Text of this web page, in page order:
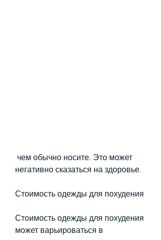
негативно сказаться на здоровье.
Стоимость одежды для похудения
Стоимость одежды для похудения
может варьироваться в